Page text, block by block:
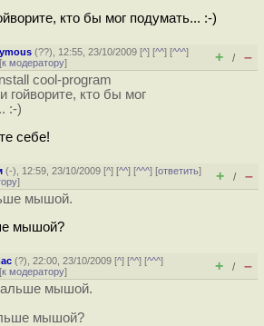
кто бы мог подумать... :-)
(??), 12:55, 23/10/2009 [^] [^^] [^^^]
к модератору] + / –
cool-program
гойворите, кто бы мог
:-)
себе!
(-), 12:59, 23/10/2009 [^] [^^] [^^^] [ответить]
] + / –
мышой.
мышой?
(?), 22:00, 23/10/2009 [^] [^^] [^^^]
к модератору] + / –
мышой.
мышой?